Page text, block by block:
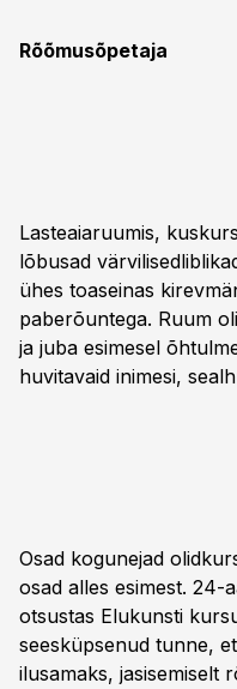
Rõõmusõpetaja
Lasteaiaruumis,
lõbusad
ühes toaseinas
paberõuntega. Ruum
ja juba esimesel
huvitavaid inimesi,
Osad kogunejad
osad alles esimest. 24-
otsustas Elukunsti
seesküpsenud tunne,
ilusamaks, jasisemiselt